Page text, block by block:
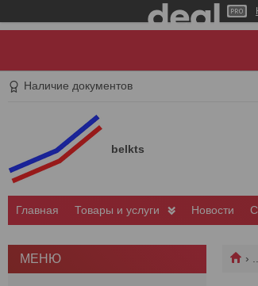
Наличие документов
belkts
Главная Товары и услуги Новости